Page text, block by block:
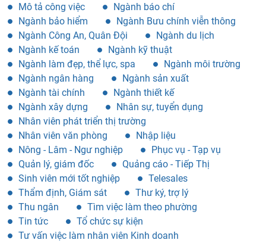
Mô tả công việc
Ngành báo chí
Ngành bảo hiểm
Ngành Bưu chính viễn thông
Ngành Công An, Quân Đội
Ngành du lịch
Ngành kế toán
Ngành kỹ thuật
Ngành làm đẹp, thể lực, spa
Ngành môi trường
Ngành ngân hàng
Ngành sản xuất
Ngành tài chính
Ngành thiết kế
Ngành xây dựng
Nhân sự, tuyển dụng
Nhân viên phát triển thị trường
Nhân viên văn phòng
Nhập liệu
Nông - Lâm - Ngư nghiệp
Phục vụ - Tạp vụ
Quản lý, giám đốc
Quảng cáo - Tiếp Thị
Sinh viên mới tốt nghiệp
Telesales
Thẩm định, Giám sát
Thư ký, trợ lý
Thu ngân
Tìm việc làm theo phường
Tin tức
Tổ chức sự kiện
Tư vấn việc làm nhân viên Kinh doanh